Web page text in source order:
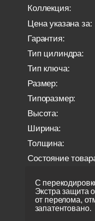
Коллекция:
Цена указана за:
Гарантия:
Тип цилиндра:
Тип ключа:
Размер:
Типоразмер:
Высота:
Ширина:
Толщина:
Состояние
С
Экстра защита
от перелома,
запатентовано.